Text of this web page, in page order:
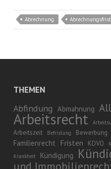
Abrechnung Abrechnungsfrist
THEMEN
Abfindung Abmahnung
Arbeitsrecht
Arbeitszeit Befristung Bewerbung
Familienrecht Fristen KDVO
Krankheit
Kündigung
und